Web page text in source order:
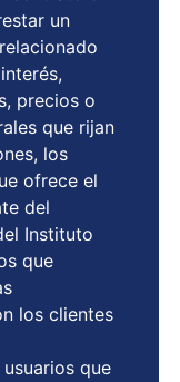
un
precios o
que rijan
los
ofrece el
del
Instituto
que
los clientes
que